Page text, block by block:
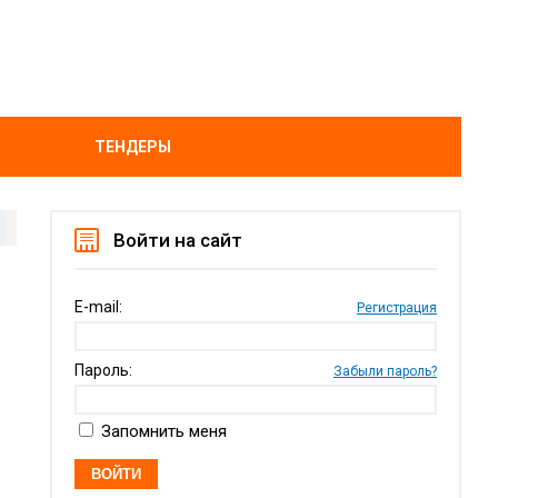
ТЕНДЕРЫ
Войти на сайт
E-mail: Регистрация
Пароль: Забыли пароль?
Запомнить меня